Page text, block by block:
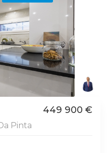
449 900 €
Pinta